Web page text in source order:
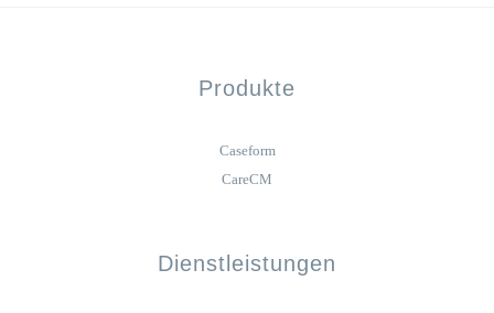
Produkte
Caseform
CareCM
Dienstleistungen